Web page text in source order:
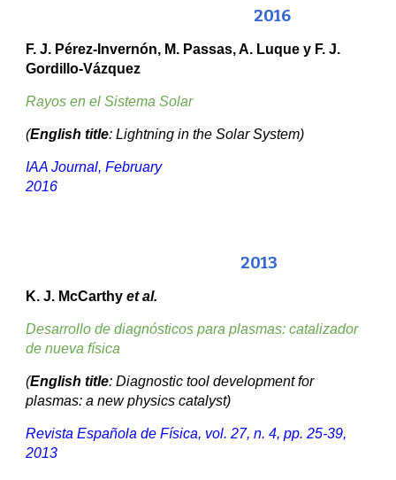
2016
F. J. Pérez-Invernón, M. Passas, A. Luquey F. J.
Gordillo-Vázquez
Rayos en el Sistema Solar
(English title: Lightning in the Solar System)
IAA Journal,February
2016
2013
K. J. McCarthyet al.
Desarrollo de diagnósticos para plasmas: catalizador
de nueva física
(English title: Diagnostic tool development for
plasmas: a new physics catalyst)
Revista Española de Física, vol. 27, n. 4, pp. 25-39,
2013